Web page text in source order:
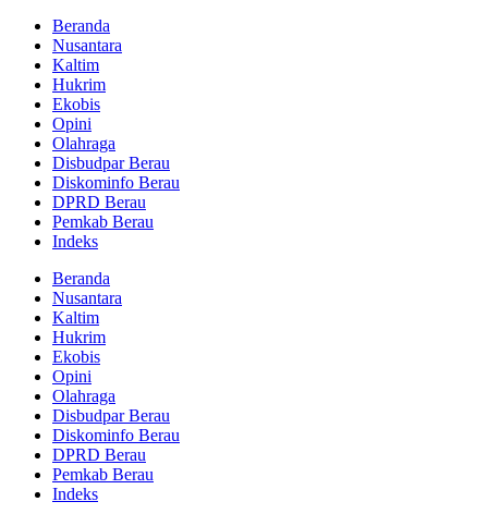
Beranda
Nusantara
Kaltim
Hukrim
Ekobis
Opini
Olahraga
Disbudpar Berau
Diskominfo Berau
DPRD Berau
Pemkab Berau
Indeks
Beranda
Nusantara
Kaltim
Hukrim
Ekobis
Opini
Olahraga
Disbudpar Berau
Diskominfo Berau
DPRD Berau
Pemkab Berau
Indeks